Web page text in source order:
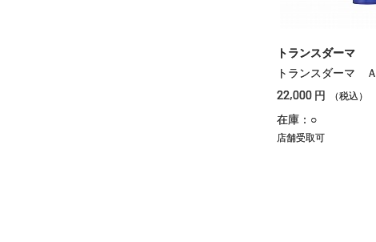
トランスダーマ
トランスダーマ Ａ
22,000 円 （税込）
在庫：○
店舗受取可